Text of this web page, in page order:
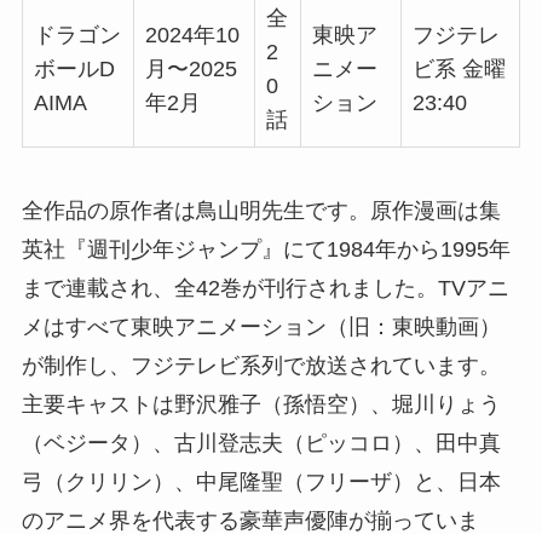
ドラゴン
ボールD
AIMA
2024年10
月〜2025
年2月
全
2
0
話
東映ア
ニメー
ション
フジテレ
ビ系 金曜
23:40
全作品の原作者は鳥山明先生です。原作漫画は集
英社『週刊少年ジャンプ』にて1984年から1995年
まで連載され、全42巻が刊行されました。TVアニ
メはすべて東映アニメーション（旧：東映動画）
が制作し、フジテレビ系列で放送されています。
主要キャストは野沢雅子（孫悟空）、堀川りょう
（ベジータ）、古川登志夫（ピッコロ）、田中真
弓（クリリン）、中尾隆聖（フリーザ）と、日本
のアニメ界を代表する豪華声優陣が揃っていま